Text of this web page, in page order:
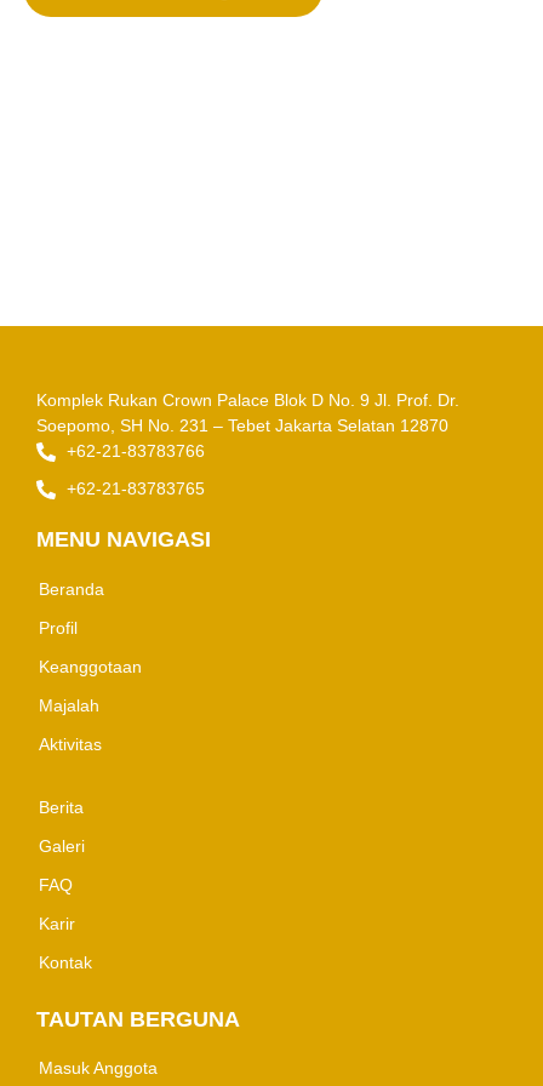
Komplek Rukan Crown Palace Blok D No. 9 Jl. Prof. Dr.
Soepomo, SH No. 231 – Tebet Jakarta Selatan 12870
+62-21-83783766
+62-21-83783765
MENU NAVIGASI
Beranda
Profil
Keanggotaan
Majalah
Aktivitas
Berita
Galeri
FAQ
Karir
Kontak
TAUTAN BERGUNA
Masuk Anggota